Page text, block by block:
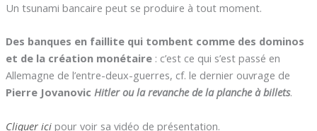
Un tsunami bancaire peut se produire à tout moment.
Des banques en faillite qui tombent comme des dominos
et de la création monétaire : c’est ce qui s’est passé en
Allemagne de l’entre-deux-guerres, cf. le dernier ouvrage de
Pierre Jovanovic Hitler ou la revanche de la planche à billets.
Cliquer icipour voir sa vidéo de présentation.